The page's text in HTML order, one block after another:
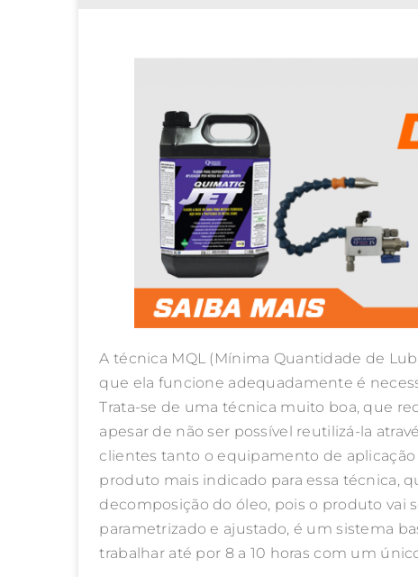
A técnica MQL (Mínima Quantidade de
que ela funcione adequadamente é
Trata-se de uma técnica muito boa, que
apesar de não ser possível reutilizá-la
clientes tanto o equipamento de aplicação
produto mais indicado para essa técnica,
decomposição do óleo, pois o produto vai
parametrizado e ajustado, é um sistema
trabalhar até por 8 a 10 horas com um